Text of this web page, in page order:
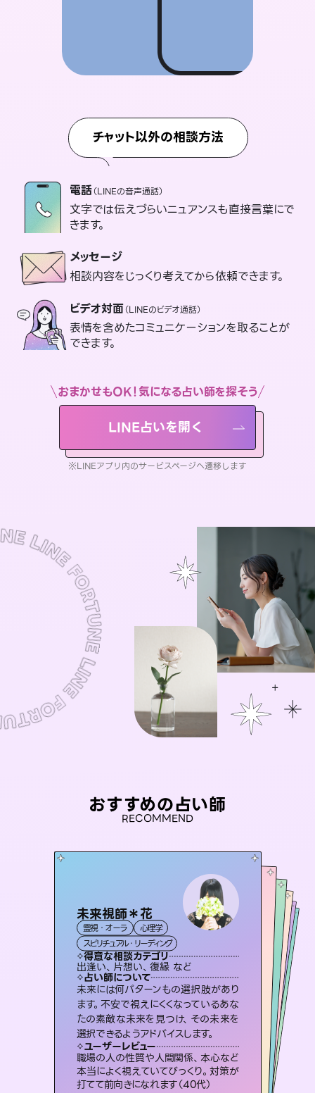
チャット以外の相談方法
電話（LINEの音声通話）
文字では伝えづらいニュアンスも直接言葉にで
きます。
メッセージ
相談内容をじっくり考えてから依頼できます。
ビデオ対面（LINEのビデオ通話）
表情を含めたコミュニケーションを取ることが
できます。
おまかせもOK！気になる占い師を探そう
LINE占いを開く
※LINEアプリ内のサービスページへ遷移します
おすすめの占い師
RECOMMEND
未来視師＊花
霊視・オーラ
心理学
スピリチュアル・リーディング
得意な相談カテゴリ
出逢い、片想い、復縁 など
占い師について
未来には何パターンもの選択肢があり
ます。不安で視えにくくなっているあな
たの素敵な未来を見つけ、その未来を
選択できるようアドバイスします。
ユーザーレビュー
職場の人の性質や人間関係、本心など
本当によく視えていてびっくり。対策が
打てて前向きになれます（40代）
桃源珠羽（とうげんみう）
霊視・オーラ タロット
スピリチュアル・リーディング
得意な相談カテゴリ
片想い、あの人の気持ち、復縁 など
占い師について
恋愛のお悩みの中でも特に「曖昧な関
係」の相談を得意としており、友達以上
恋人未満なお相手との今後や本音を丁
寧に読み解き恋愛成就へと導きます。
ユーザーレビュー
鑑定していただいてアドバイス通りに行
動すると仲が復活してきました。ありが
とうございました（40代 女性）
セラピスト理恵
霊視・オーラ
スピリチュアル・リーディング
得意な相談カテゴリ
片想い、二人の未来、年の差 など
占い師について
連絡再開、復縁、成就などの報告実績
多数。セラピストとして2万超の施術経
験があるからこそできる鑑定で、より良
い未来をサポートします。
ユーザーレビュー
とても心温まる鑑定でした。しかもこち
らは何も言っていないのに視えていらっ
しゃるんだなと驚きです（30代女性）
おう 霊感オラクル
霊視・オーラ
オラクルカード
得意な相談カテゴリ
恋愛総合、あの人の気持ち など
占い師について
霊視×オラクルカードを使って「今」と「未来」そして「気になるあの人の気持ち」まで丁寧に読み解き、恋や人生のヒントを優しく引き出します。
ユーザーレビュー
不安な気持ちが嘘みたいに晴れまし
た…！よく視えていらっしゃるんだなと
感じました（40代 女性）
アイリス -iris-
西洋占星術
ルーン
得意な相談カテゴリ
恋愛総合、片想い、二人の未来 など
占い師について
復縁、恋愛、不倫の行方、同性愛や片
思い、仕事関係や借金問題まで知りた
いことや心の負担になっていることを
紐解き、背中をそっと押して導きます。
ユーザーレビュー
安心感のあり、言い切ってくれる所や濁
さない鑑定のおかげで、毎回自分の気
持ちを整えられます（30代 男性）
彗望（すいぼう
霊視・オーラ
スピリチュアル・リーディング
得意な相談カテゴリ
片想い、あの人の気持ち、復縁 など
占い師について
3,700年以上の歴史を持つ東洋最古の
占術「易占」で詳細まで占い、幸せへ向
かう道筋を示します。厳しい結果にも具
体的な対策をお伝えします。
ユーザーレビュー
複雑な背景もしっかり聞いて鑑定して
いただけました。気持ちが楽になりまし
た（50代 女性）